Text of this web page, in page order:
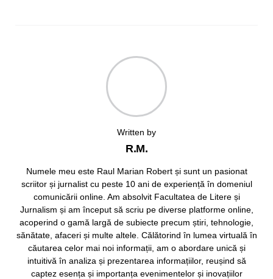
Written by
R.M.
Numele meu este Raul Marian Robert și sunt un pasionat
scriitor și jurnalist cu peste 10 ani de experiență în domeniul
comunicării online. Am absolvit Facultatea de Litere și
Jurnalism și am început să scriu pe diverse platforme online,
acoperind o gamă largă de subiecte precum știri, tehnologie,
sănătate, afaceri și multe altele. Călătorind în lumea virtuală în
căutarea celor mai noi informații, am o abordare unică și
intuitivă în analiza și prezentarea informațiilor, reușind să
captez esența și importanța evenimentelor și inovațiilor